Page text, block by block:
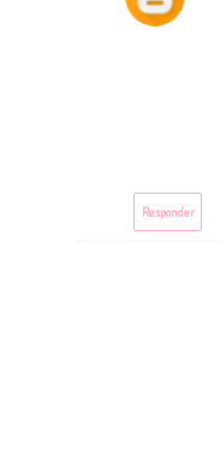
Responder